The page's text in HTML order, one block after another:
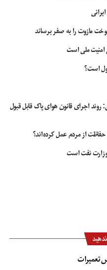
مازوت را به صفر برساند
امنیت ملی است
است؟
اجرای قانون هوای پاک قابل قبول
از مردم عمل کرده‌اند؟
وزارت نفت است
تعمیرات